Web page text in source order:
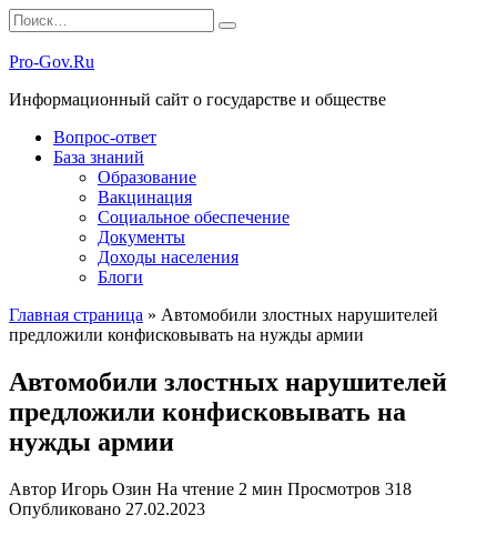
Перейти
к
содержанию
Search
for:
Pro-Gov.Ru
Информационный сайт о государстве и обществе
Вопрос-ответ
База знаний
Образование
Вакцинация
Социальное обеспечение
Документы
Доходы населения
Блоги
Главная страница » Автомобили злостных нарушителей
предложили конфисковывать на нужды армии
Автомобили злостных нарушителей
предложили конфисковывать на
нужды армии
Автор Игорь Озин На чтение 2 мин Просмотров 318
Опубликовано 27.02.2023